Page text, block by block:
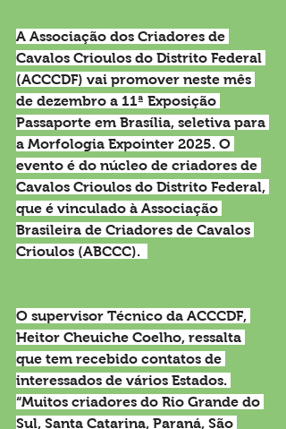
A Associação dos Criadores de
Cavalos Crioulos do Distrito Federal
(ACCCDF) vai promover neste mês
de dezembro a 11ª Exposição
Passaporte em Brasília, seletiva para
a Morfologia Expointer 2025. O
evento é do núcleo de criadores de
Cavalos Crioulos do Distrito Federal,
que é vinculado à Associação
Brasileira de Criadores de Cavalos
Crioulos (ABCCC).
O supervisor Técnico da ACCCDF,
Heitor Cheuiche Coelho, ressalta
que tem recebido contatos de
interessados de vários Estados.
“Muitos criadores do Rio Grande do
Sul, Santa Catarina, Paraná, São